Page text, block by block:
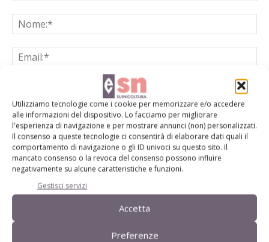
Utilizziamo tecnologie come i cookie per memorizzare e/o accedere
alle informazioni del dispositivo. Lo facciamo per migliorare
l'esperienza di navigazione e per mostrare annunci (non) personalizzati.
Il consenso a queste tecnologie ci consentirà di elaborare dati quali il
comportamento di navigazione o gli ID univoci su questo sito. Il
mancato consenso o la revoca del consenso possono influire
negativamente su alcune caratteristiche e funzioni.
Gestisci servizi
Accetta
Preferenze
Salva il mio nome, email e sito web in questo browser per la
prossima volta che commento.